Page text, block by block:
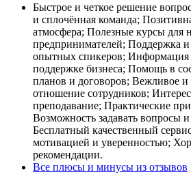
Быстрое и четкое решение
и сплочённая команда;
атмосфера; Полезные курсы для
предпринимателей; Поддержка и
опытных спикеров; Информация
поддержке бизнеса; Помощь в
планов и договоров; Вежливое и
отношение сотрудников;
преподавание; Практические
Возможность задавать вопросы
Бесплатный качественный
мотивацией и уверенностью;
рекомендации.
Все плюсы и минусы из отзывов